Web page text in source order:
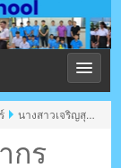
กร
นางสาวเจริญสุข